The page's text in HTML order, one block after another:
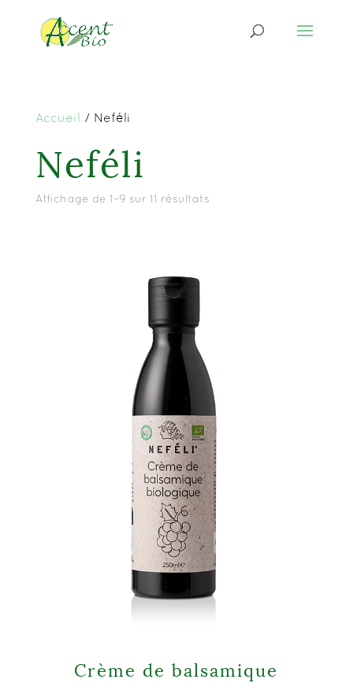
Accueil / Neféli
Neféli
Affichage de 1–9 sur 11 résultats
Crème de balsamique